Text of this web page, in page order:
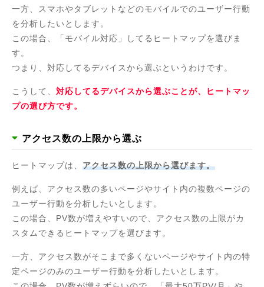
一方、スマホやタブレットなどのモバイルでのユーザー行動
を分析したいとします。
この場合、「モバイル対応」してるヒートマップを選びま
す。
つまり、対応してるデバイスから選ぶというわけです。
こうして、 対応してるデバイスから選ぶことが、ヒートマッ
プの選び方です。
アクセス数の上限から選ぶ
ヒートマップは、 アクセス数の上限から選びます。
例えば、アクセス数の多いページやサイト内の複数ページの
ユーザー行動を分析したいとします。
この場合、PV数が増えやすいので、アクセス数の上限がカ
スタムできるヒートマップを選びます。
一方、アクセス数がそこまで多くないページやサイト内の特
定ページのみのユーザー行動を分析したいとします。